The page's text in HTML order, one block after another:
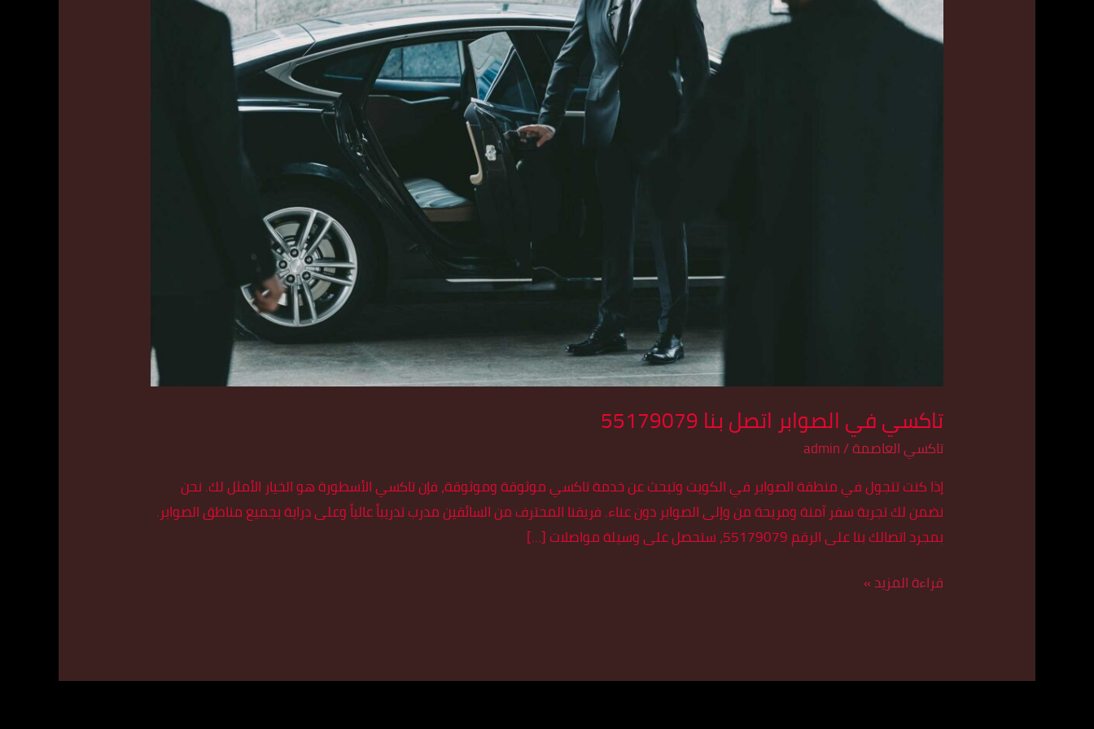
تاكسي في الصوابر اتصل بنا 55179079
تاكسي العاصمة/
admin
إذا كنت تتجول في منطقة الصوابر في الكويت وتبحث عن خدمة تاكسي موثوقة وموثوقة، فإن تاكسي الأسطورة هو الخيار الأمثل لك. نحن
نضمن لك تجربة سفر آمنة ومريحة من وإلى الصوابر دون عناء. فريقنا المحترف من السائقين مدرب تدريباً عالياً وعلى دراية بجميع مناطق الصوابر.
بمجرد اتصالك بنا على الرقم 55179079، ستحصل على وسيلة مواصلات […]
قراءة المزيد »